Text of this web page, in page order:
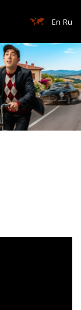
En Ru